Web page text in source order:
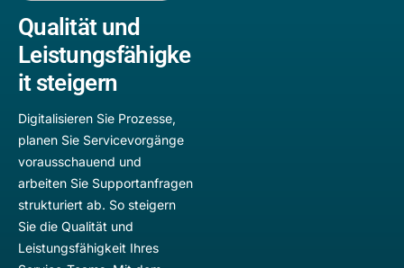
Qualität und
Leistungsfähigke
it steigern
Digitalisieren Sie Prozesse,
planen Sie Servicevorgänge
vorausschauend und
arbeiten Sie Supportanfragen
strukturiert ab. So steigern
Sie die Qualität und
Leistungsfähigkeit Ihres